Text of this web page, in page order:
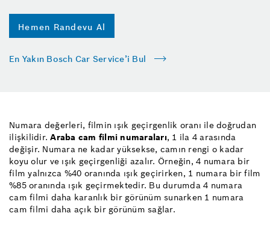
Hemen Randevu Al
En Yakın Bosch Car Service’i Bul
Numara değerleri, filmin ışık geçirgenlik oranı ile doğrudan
ilişkilidir.Araba cam filmi numaraları, 1 ila 4 arasında
değişir. Numara ne kadar yüksekse, camın rengi o kadar
koyu olur ve ışık geçirgenliği azalır. Örneğin, 4 numara bir
film yalnızca %40 oranında ışık geçirirken, 1 numara bir film
%85 oranında ışık geçirmektedir. Bu durumda 4 numara
cam filmi daha karanlık bir görünüm sunarken 1 numara
cam filmi daha açık bir görünüm sağlar.